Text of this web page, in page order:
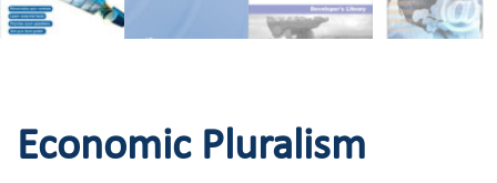
Economic Pluralism